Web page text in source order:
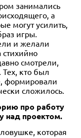
занимались
а
могут усилить,
игры.
и желали
стихийно
смотрели,
Тех, кто был
формировали
сложилось.
про работу
над проектом.
которая